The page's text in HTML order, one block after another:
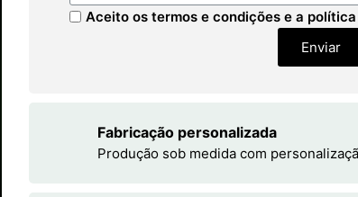
Aceito os termos e condições e a
Enviar
Fabricação personalizada
Produção sob medida com